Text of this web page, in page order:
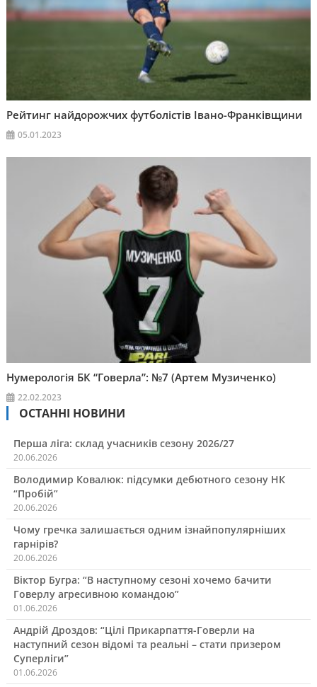
Рейтинг найдорожчих футболістів Івано-Франківщини
05.01.2023
Нумерологія БК “Говерла”: №7 (Артем Музиченко)
22.02.2023
ОСТАННІ НОВИНИ
Перша ліга: склад учасників сезону 2026/27
20.06.2026
Володимир Ковалюк: підсумки дебютного сезону НК
“Пробій”
20.06.2026
Чому гречка залишається одним ізнайпопулярніших
гарнірів?
20.06.2026
Віктор Бугра: “В наступному сезоні хочемо бачити
Говерлу агресивною командою”
01.06.2026
Андрій Дроздов: “Цілі Прикарпаття-Говерли на
наступний сезон відомі та реальні – стати призером
Суперліги”
01.06.2026